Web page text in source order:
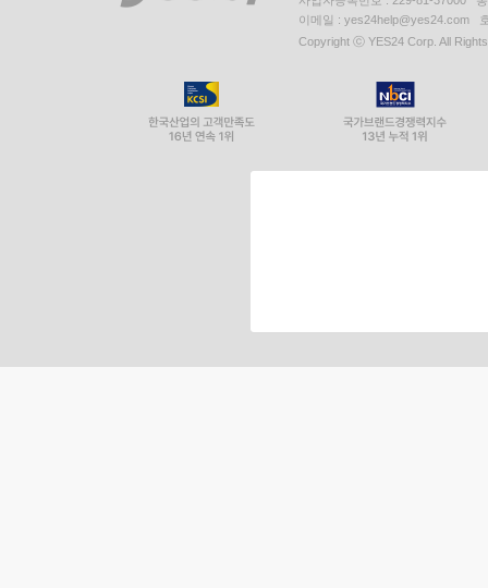
이메일 : yes24help@yes24.com
Copyright ⓒ YES24 Corp. All